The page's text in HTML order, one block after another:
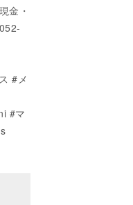
金・
#メ
#マ